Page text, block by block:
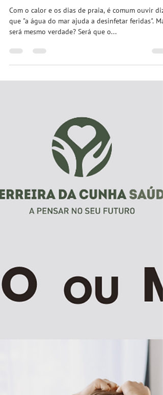
Ajuda a Limpar Feridas?
Com o calor e os dias de praia, é comum ouvir
será mesmo verdade? Será que o...